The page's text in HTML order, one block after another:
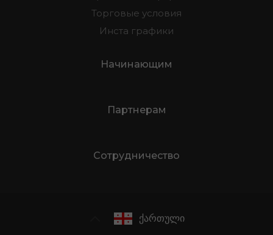
Торговые условия
Инста графики
Начинающим
Партнерам
Сотрудничество
ქართული